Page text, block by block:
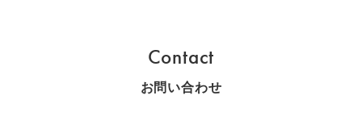
Contact
お問い合わせ